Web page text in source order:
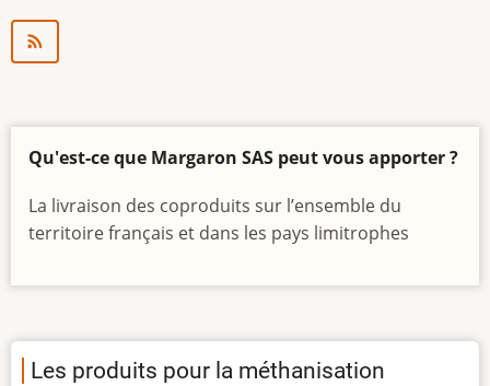
Qu'est-ce que Margaron SAS peut vous apporter ?
La livraison des coproduits sur l’ensemble du
territoire français et dans les pays limitrophes
Les produits pour la méthanisation